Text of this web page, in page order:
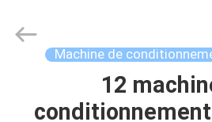
EQUIPMENT
Machine de
12